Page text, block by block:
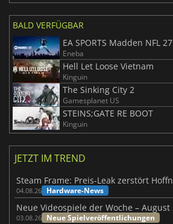
BALD VERFÜGBAR
EA SPORTS Madden NFL 27
Eneba
Hell Let Loose Vietnam
Kinguin
The Sinking City 2
Gamesplanet US
STEINS;GATE RE BOOT
Kinguin
JETZT IM TREND
04.08.26 Hardware-News
03.08.26 Neue Spielveröffentlichungen